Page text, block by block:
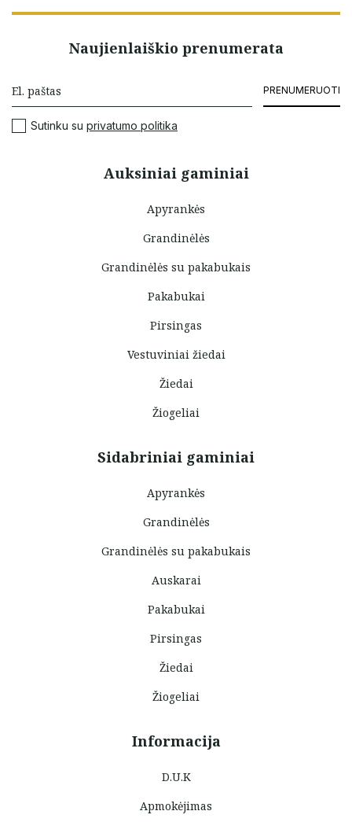
Auksiniai gaminiai
Apyrankės
Grandinėlės
Grandinėlės su pakabukais
Pakabukai
Pirsingas
Vestuviniai žiedai
Žiedai
Žiogeliai
Sidabriniai gaminiai
Apyrankės
Grandinėlės
Grandinėlės su pakabukais
Auskarai
Pakabukai
Pirsingas
Žiedai
Žiogeliai
Informacija
D.U.K
Apmokėjimas
Naujienlaiškio prenumerata
PRENUMERUOTI
Sutinku su privatumo politika